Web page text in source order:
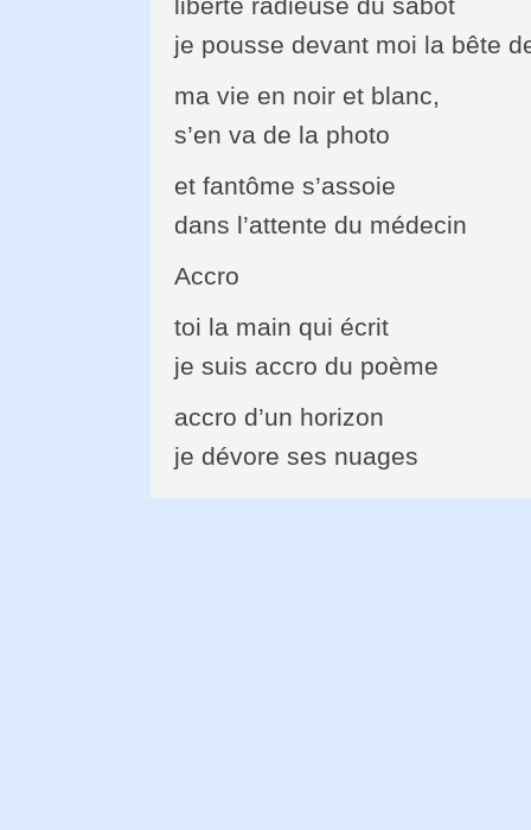
je pousse devant moi la bête
ma vie en noir et blanc,
s’en va de la photo
et fantôme s’assoie
dans l’attente du médecin
Accro
toi la main qui écrit
je suis accro du poème
accro d’un horizon
je dévore ses nuages
accro d’un ciel